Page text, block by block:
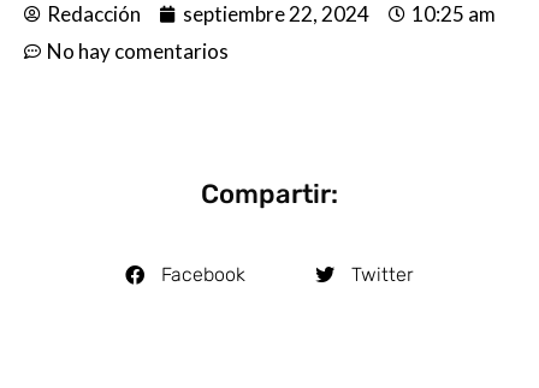
Redacción septiembre 22, 2024
10:25 am
No hay comentarios
Compartir:
Facebook Twitter